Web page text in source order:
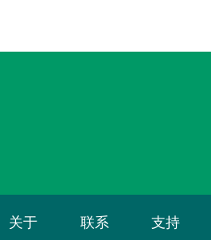
关于 联系 支持